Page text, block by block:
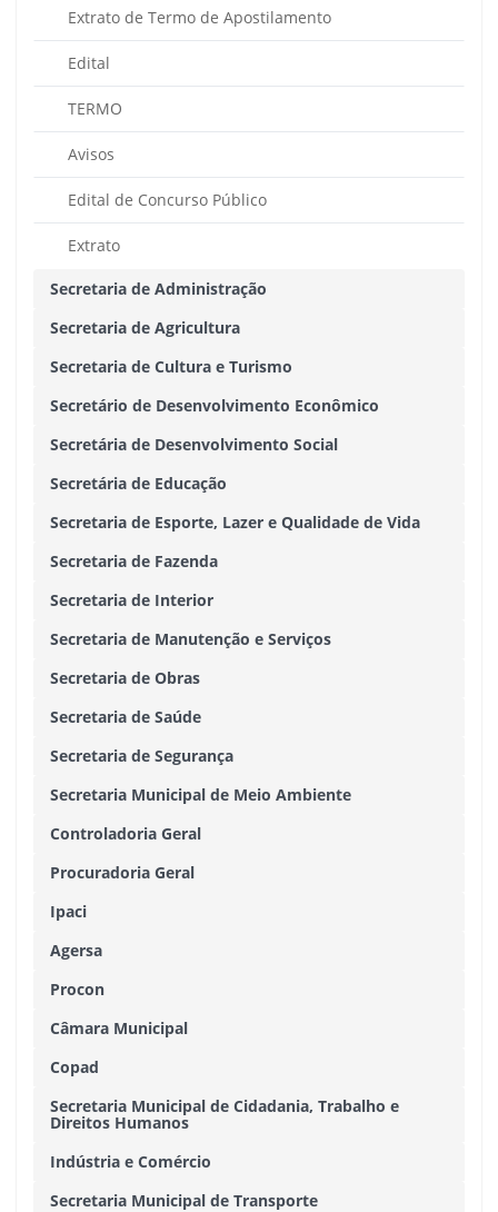
Extrato de Termo de Apostilamento
Edital
TERMO
Avisos
Edital de Concurso Público
Extrato
Secretaria de Administração
Secretaria de Agricultura
Secretaria de Cultura e Turismo
Secretário de Desenvolvimento Econômico
Secretária de Desenvolvimento Social
Secretária de Educação
Secretaria de Esporte, Lazer e Qualidade de Vida
Secretaria de Fazenda
Secretaria de Interior
Secretaria de Manutenção e Serviços
Secretaria de Obras
Secretaria de Saúde
Secretaria de Segurança
Secretaria Municipal de Meio Ambiente
Controladoria Geral
Procuradoria Geral
Ipaci
Agersa
Procon
Câmara Municipal
Copad
Secretaria Municipal de Cidadania, Trabalho e
Direitos Humanos
Indústria e Comércio
Secretaria Municipal de Transporte